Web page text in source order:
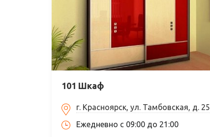
101 Шкаф
г. Красноярск, ул. Тамбовская, д. 25
Ежедневно с 09:00 до 21:00